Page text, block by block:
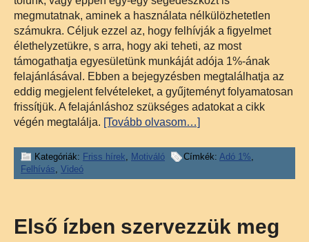
megmutatnak, aminek a használata nélkülözhetetlen
számukra. Céljuk ezzel az, hogy felhívják a figyelmet
élethelyzetükre, s arra, hogy aki teheti, az most
támogathatja egyesületünk munkáját adója 1%-ának
felajánlásával. Ebben a bejegyzésben megtalálhatja az
eddig megjelent felvételeket, a gyűjteményt folyamatosan
frissítjük. A felajánláshoz szükséges adatokat a cikk
végén megtalálja. [Tovább olvasom…]
Kategóriák: Friss hírek, Motiváló Címkék: Adó 1%,
Felhívás, Videó
Első ízben szervezzük meg